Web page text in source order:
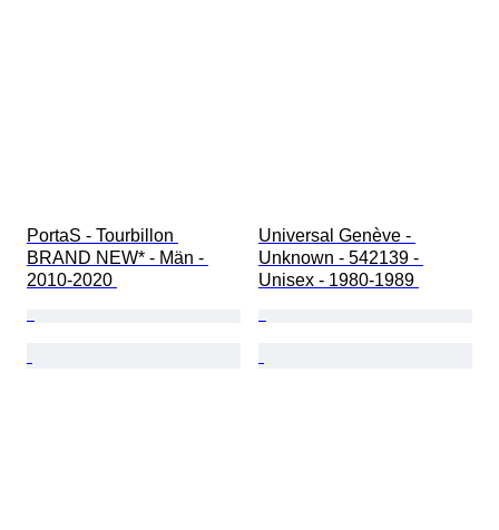
PortaS - Tourbillon
BRAND NEW* - Män -
2010-2020
Universal Genève -
Unknown - 542139 -
Unisex - 1980-1989